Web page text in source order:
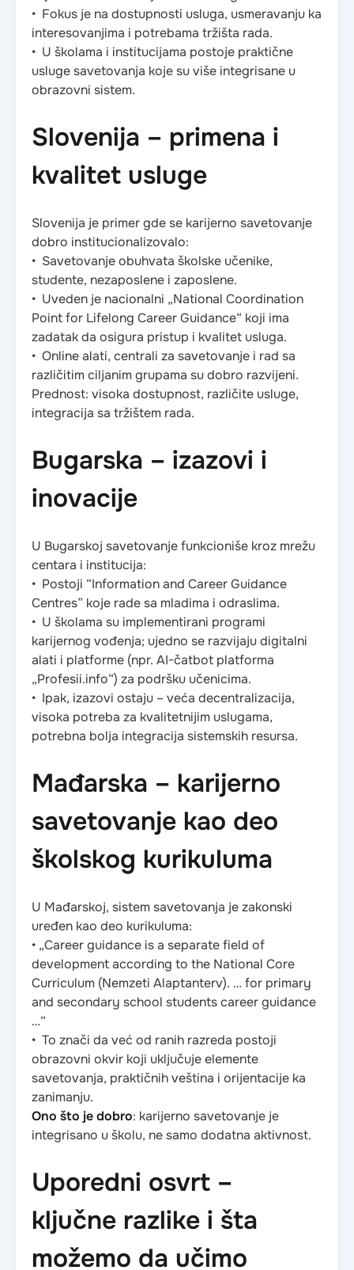
• Fokus je na dostupnosti usluga, usmeravanju ka
interesovanjima i potrebama tržišta rada.
• U školama i institucijama postoje praktične
usluge savetovanja koje su više integrisane u
obrazovni sistem.
Slovenija – primena i
kvalitet usluge
Slovenija je primer gde se karijerno savetovanje
dobro institucionalizovalo:
• Savetovanje obuhvata školske učenike,
studente, nezaposlene i zaposlene.
• Uveden je nacionalni „National Coordination
Point for Lifelong Career Guidance“ koji ima
zadatak da osigura pristup i kvalitet usluga.
• Online alati, centrali za savetovanje i rad sa
različitim ciljanim grupama su dobro razvijeni.
Prednost: visoka dostupnost, različite usluge,
integracija sa tržištem rada.
Bugarska – izazovi i
inovacije
U Bugarskoj savetovanje funkcioniše kroz mrežu
centara i institucija:
• Postoji “Information and Career Guidance
Centres” koje rade sa mladima i odraslima.
• U školama su implementirani programi
karijernog vođenja; ujedno se razvijaju digitalni
alati i platforme (npr. AI-čatbot platforma
„Profesii.info“) za podršku učenicima.
• Ipak, izazovi ostaju – veća decentralizacija,
visoka potreba za kvalitetnijim uslugama,
potrebna bolja integracija sistemskih resursa.
Mađarska – karijerno
savetovanje kao deo
školskog kurikuluma
U Mađarskoj, sistem savetovanja je zakonski
uređen kao deo kurikuluma:
• „Career guidance is a separate field of
development according to the National Core
Curriculum (Nemzeti Alaptanterv). … for primary
and secondary school students career guidance
…“
• To znači da već od ranih razreda postoji
obrazovni okvir koji uključuje elemente
savetovanja, praktičnih veština i orijentacije ka
zanimanju.
Ono što je dobro: karijerno savetovanje je
integrisano u školu, ne samo dodatna aktivnost.
Uporedni osvrt –
ključne razlike i šta
možemo da učimo